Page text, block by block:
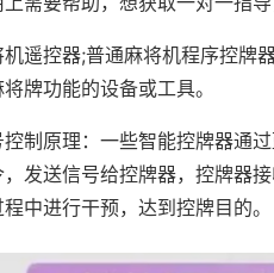
遥控器;普通麻将机程序控牌
牌功能的设备或工具。
制原理：一些智能控牌器通
发送信号给控牌器，控牌器
中进行干预，达到控牌目的。